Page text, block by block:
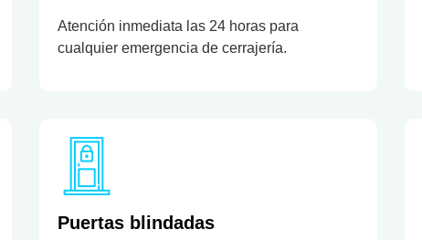
Atención inmediata las 24 horas para
cualquier emergencia de cerrajería.
Puertas blindadas